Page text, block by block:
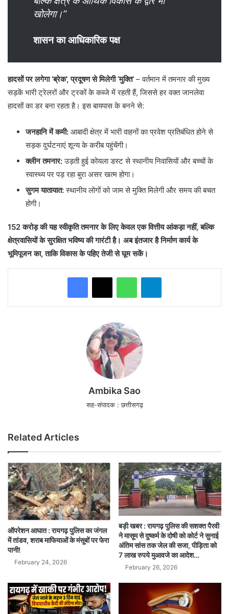
खोलेगा।”
शासन का आधिकारिक पक्ष
हादसों पर लगेगा ‘ब्रेक’, प्रदूषण से मिलेगी ‘मुक्ति’ – वर्तमान में तमनार की मुख्य
सड़कें भारी ट्रेलरों और ट्रकों के कब्जे में रहती हैं, जिससे हर वक्त जानलेवा
हादसों का डर बना रहता है। इस बायपास के बनने से:
जनहानि में कमी: आबादी क्षेत्र में भारी वाहनों का प्रवेश प्रतिबंधित होने से
सड़क दुर्घटनाएं शून्य के करीब पहुंचेंगी।
क्लीन तमनार:उड़ती हुई कोयला डस्ट से स्थानीय निवासियों और बच्चों के
स्वास्थ्य पर पड़ रहा बुरा असर खत्म होगा।
सुगम यातायात:स्थानीय लोगों को जाम से मुक्ति मिलेगी और समय की बचत
होगी।
152 करोड़ की यह स्वीकृति तमनार के लिए केवल एक वित्तीय आंकड़ा नहीं, बल्कि
क्षेत्रवासियों के सुरक्षित भविष्य की गारंटी है। अब इंतजार है निर्माण कार्य के
भूमिपूजन का, ताकि विकास के पहिए तेजी से घूम सकें।
WhatsAppTelegram
Ambika Sao
सह-संपादक : छत्तीसगढ़
Related Articles
ऑपरेशन आघात : रायगढ़ पुलिस का जंगल
में तांडव, शराब माफियाओं के मंसूबों पर फेरा
पानी!
February 24, 2026
बड़ी खबर : रायगढ़ पुलिस की सशक्त पैरवी
ने मासूम से दुष्कर्म के दोषी को कोर्ट ने सुनाई
अंतिम सांस तक जेल की सजा, पीड़िता को
7 लाख रुपये मुआवजे का आदेश…
February 26, 2026